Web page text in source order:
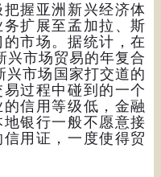
握亚洲新兴经济体
扩展至孟加拉、斯
市场。据统计，在
兴市场贸易的年复合
兴市场国家打交道的
过程中碰到的一个
信用等级低，金融
银行一般不愿意接
用证，一度使得贸